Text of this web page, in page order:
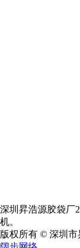
深圳昇浩源胶袋厂
机。
版权所有 © 深圳